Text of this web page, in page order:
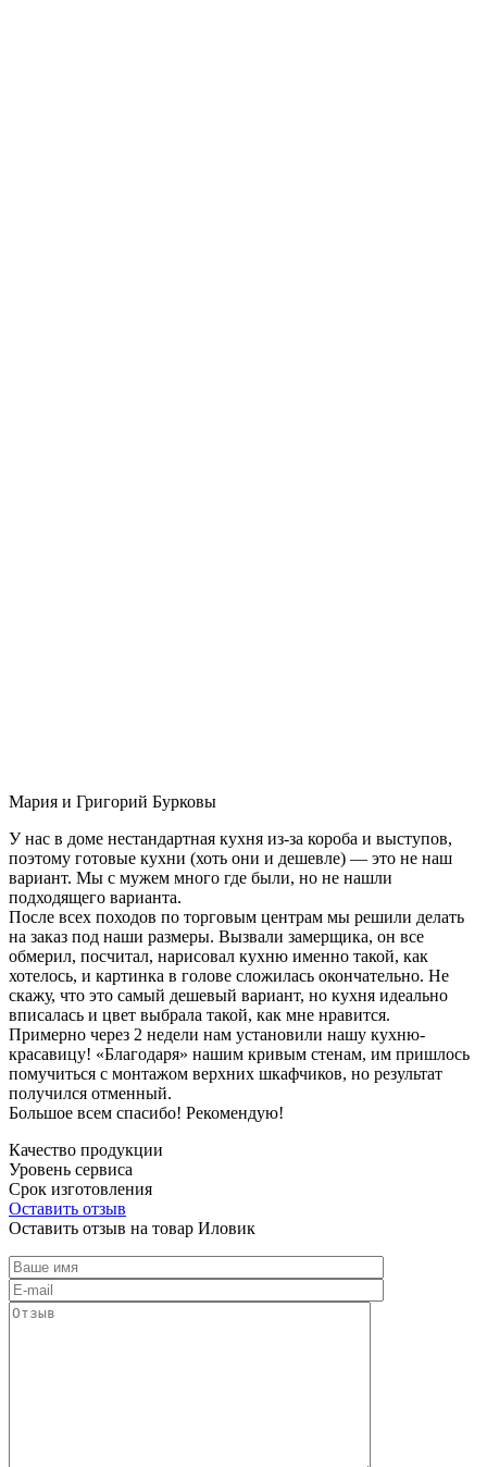
Мария и Григорий Бурковы
У нас в доме нестандартная кухня из-за короба и выступов,
поэтому готовые кухни (хоть они и дешевле) — это не наш
вариант. Мы с мужем много где были, но не нашли
подходящего варианта.
После всех походов по торговым центрам мы решили делать
на заказ под наши размеры. Вызвали замерщика, он все
обмерил, посчитал, нарисовал кухню именно такой, как
хотелось, и картинка в голове сложилась окончательно. Не
скажу, что это самый дешевый вариант, но кухня идеально
вписалась и цвет выбрала такой, как мне нравится.
Примерно через 2 недели нам установили нашу кухню-
красавицу! «Благодаря» нашим кривым стенам, им пришлось
помучиться с монтажом верхних шкафчиков, но результат
получился отменный.
Большое всем спасибо! Рекомендую!
Качество продукции
Уровень сервиса
Срок изготовления
Оставить отзыв
Оставить отзыв на товар Иловик